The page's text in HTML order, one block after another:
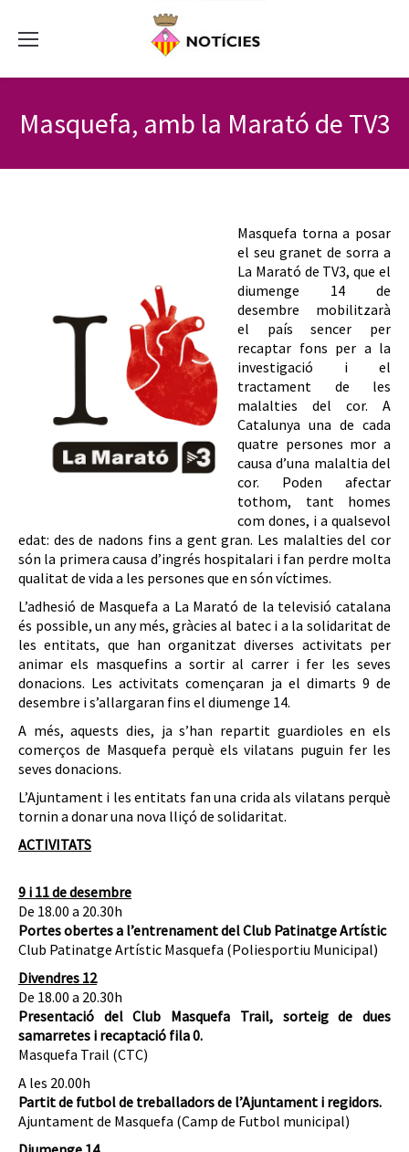
Masquefa, amb la Marató de TV3
Masquefa torna a posar
el seu granet de sorra a
La Marató de TV3, que el
diumenge 14 de
desembre mobilitzarà
el país sencer per
recaptar fons per a la
investigació i el
tractament de les
malalties del cor. A
Catalunya una de cada
quatre persones mor a
causa d’una malaltia del
cor. Poden afectar
tothom, tant homes
com dones, i a qualsevol
edat: des de nadons fins a gent gran. Les malalties del cor
són la primera causa d’ingrés hospitalari i fan perdre molta
qualitat de vida a les persones que en són víctimes.
L’adhesió de Masquefa a La Marató de la televisió catalana
és possible, un any més, gràcies al batec i a la solidaritat de
les entitats, que han organitzat diverses activitats per
animar els masquefins a sortir al carrer i fer les seves
donacions. Les activitats començaran ja el dimarts 9 de
desembre i s’allargaran fins el diumenge 14.
A més, aquests dies, ja s’han repartit guardioles en els
comerços de Masquefa perquè els vilatans puguin fer les
seves donacions.
L’Ajuntament i les entitats fan una crida als vilatans perquè
tornin a donar una nova lliçó de solidaritat.
ACTIVITATS
9 i 11 de desembre
De 18.00 a 20.30h
Portes obertes a l’entrenament del Club Patinatge Artístic
Club Patinatge Artístic Masquefa (Poliesportiu Municipal)
Divendres 12
De 18.00 a 20.30h
Presentació del Club Masquefa Trail, sorteig de dues
samarretes i recaptació fila0.
Masquefa Trail (CTC)
A les 20.00h
Partit de futbol de treballadors de l’Ajuntament i regidors.
Ajuntament de Masquefa (Camp de Futbol municipal)